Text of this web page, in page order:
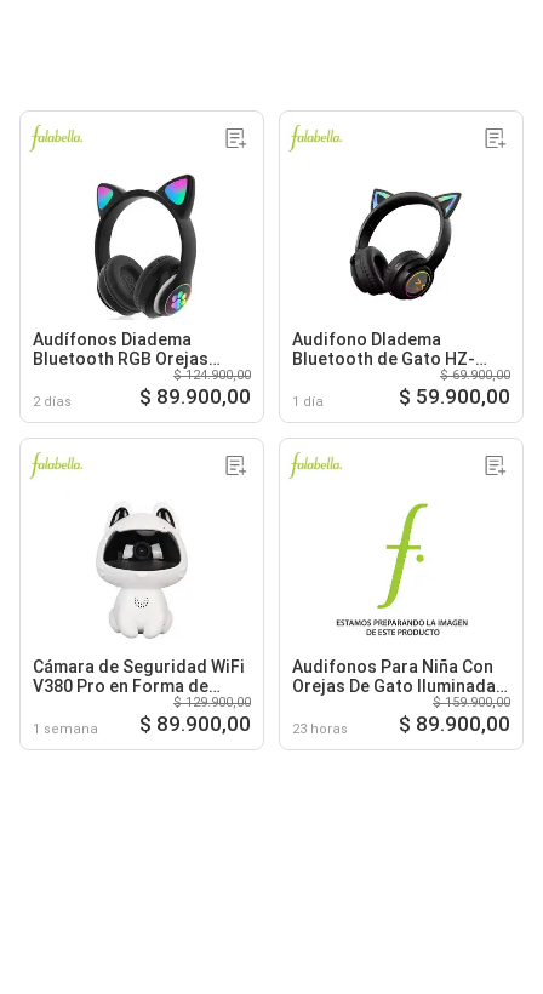
Audífonos Diadema
Bluetooth RGB Orejas
2 días
$ 124.900,00
$ 89.900,00
Audifono DIadema
Bluetooth de Gato HZ-
1 día
$ 69.900,00
$ 59.900,00
Cámara de Seguridad WiFi
V380 Pro en Forma de
1 semana
$ 129.900,00
$ 89.900,00
Audifonos Para Niña Con
Orejas De Gato Iluminadas
Bluetooth Negros
23 horas
$ 159.900,00
$ 89.900,00